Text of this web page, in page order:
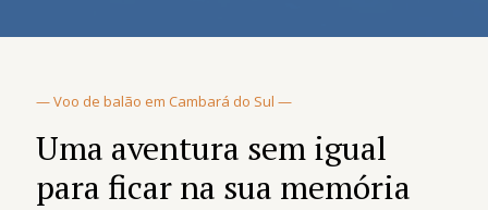
— Voo de balão em Cambará do Sul —
Uma aventura sem igual
para ficar na sua memória